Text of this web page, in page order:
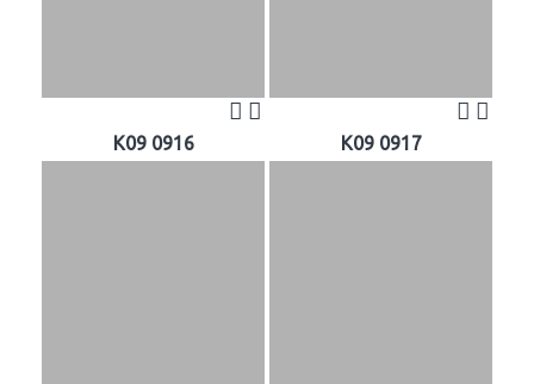
K09 0916 K09 0917